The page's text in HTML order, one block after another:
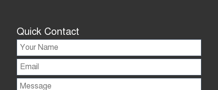
Quick Contact